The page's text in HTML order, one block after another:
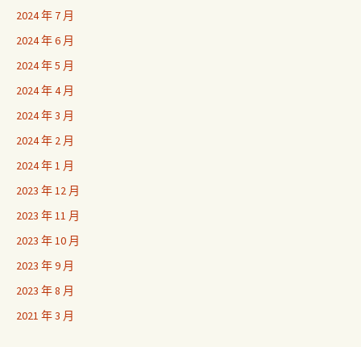
2024 年 7 月
2024 年 6 月
2024 年 5 月
2024 年 4 月
2024 年 3 月
2024 年 2 月
2024 年 1 月
2023 年 12 月
2023 年 11 月
2023 年 10 月
2023 年 9 月
2023 年 8 月
2021 年 3 月